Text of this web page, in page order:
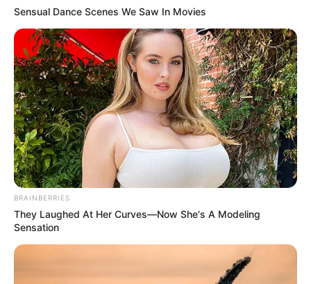
Sensual Dance Scenes We Saw In Movies
BRAINBERRIES
They Laughed At Her Curves—Now She's A Modeling
Sensation